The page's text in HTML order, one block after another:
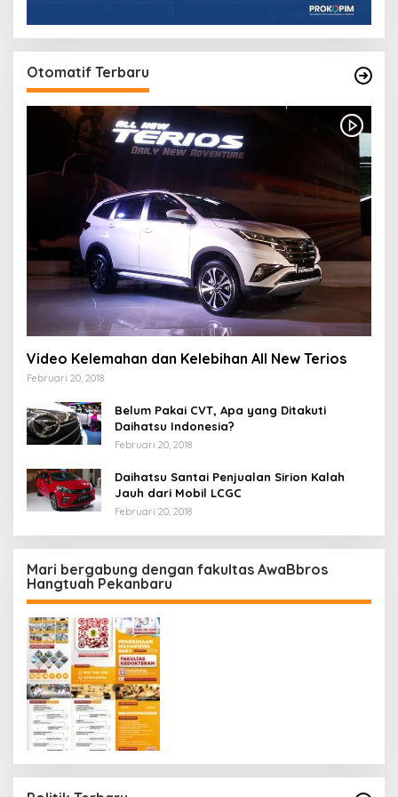
Otomatif Terbaru
Video Kelemahan dan Kelebihan All New Terios
Februari 20, 2018
Belum Pakai CVT, Apa yang Ditakuti
Daihatsu Indonesia?
Februari 20, 2018
Daihatsu Santai Penjualan Sirion Kalah
Jauh dari Mobil LCGC
Februari 20, 2018
Mari bergabung dengan fakultas AwaBbros
Hangtuah Pekanbaru